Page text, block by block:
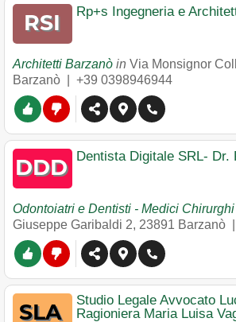
Rp+s Ingegneria e
Architetti Barzanò in Via Monsignor
Barzanò
+39 0398946944
Dentista Digitale SRL- Dr.
Odontoiatri e Dentisti - Medici
Giuseppe Garibaldi 2, 23891 Barzanò
Studio Legale Avvocato
Ragioniera Maria Luisa